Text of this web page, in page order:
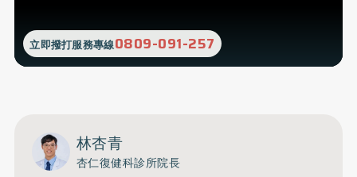
立即撥打服務專線0809-091-257
林杏青
杏仁復健科診所院長